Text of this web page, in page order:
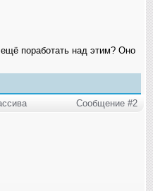
поработать над этим? Оно
Сообщение #2